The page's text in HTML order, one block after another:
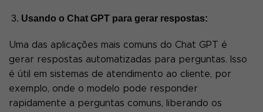
Usando o Chat GPT para gerar respostas:
Uma das aplicações mais comuns do Chat GPT é
gerar respostas automatizadas para perguntas. Isso
é útil em sistemas de atendimento ao cliente, por
exemplo, onde o modelo pode responder
rapidamente a perguntas comuns, liberando os